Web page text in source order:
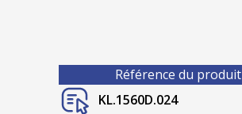
Référence du produit
KL.1560D.024